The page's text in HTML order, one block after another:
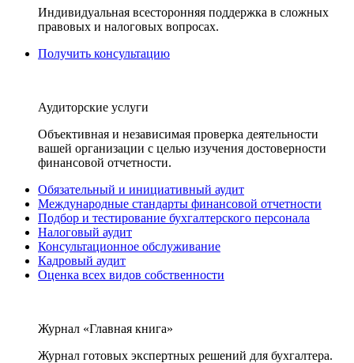
Индивидуальная всесторонняя поддержка в сложных
правовых и налоговых вопросах.
Получить консультацию
Аудиторские услуги
Объективная и независимая проверка деятельности
вашей организации с целью изучения достоверности
финансовой отчетности.
Обязательный и инициативный аудит
Международные стандарты финансовой отчетности
Подбор и тестирование бухгалтерского персонала
Налоговый аудит
Консультационное обслуживание
Кадровый аудит
Оценка всех видов собственности
Журнал «Главная книга»
Журнал готовых экспертных решений для бухгалтера.